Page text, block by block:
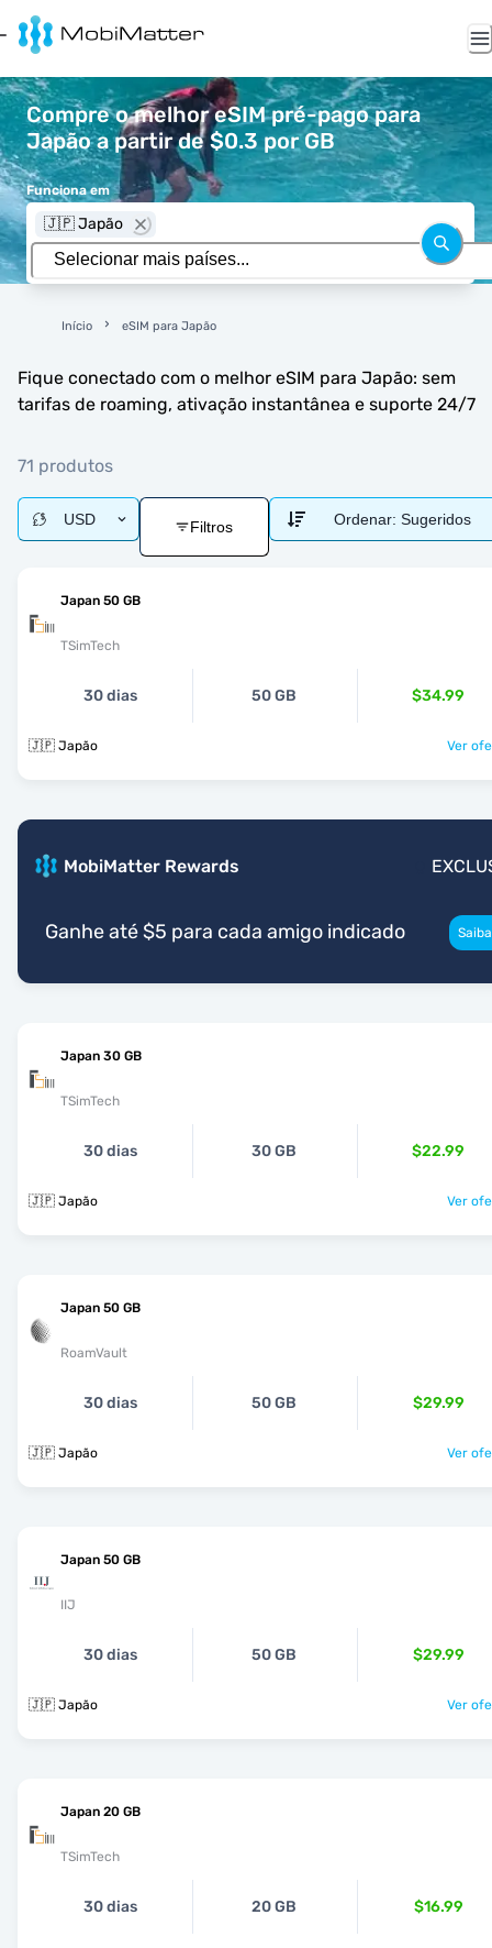
Compre o melhor eSIM pré-pago para
Japão a partir de $0.3 por GB
Funciona em
🇯🇵 Japão
Início eSIM para Japão
Fique conectado com o melhor eSIM para Japão: sem
tarifas de roaming, ativação instantânea e suporte 24/7
71 produtos
USD Filtros Ordenar: Sugeridos
Japan 50 GB
TSimTech
30 dias 50 GB $34.99
🇯🇵 Japão Ver
MobiMatter Rewards
Ganhe até $5 para cada amigo indicado
Japan 30 GB
TSimTech
30 dias 30 GB $22.99
🇯🇵 Japão Ver
Japan 50 GB
RoamVault
30 dias 50 GB $29.99
🇯🇵 Japão Ver
Japan 50 GB
IIJ
30 dias 50 GB $29.99
🇯🇵 Japão Ver
Japan 20 GB
TSimTech
30 dias 20 GB $16.99